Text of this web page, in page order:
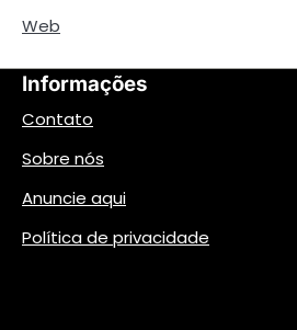
Web
Informações
Contato
Sobre nós
Anuncie aqui
Política de privacidade